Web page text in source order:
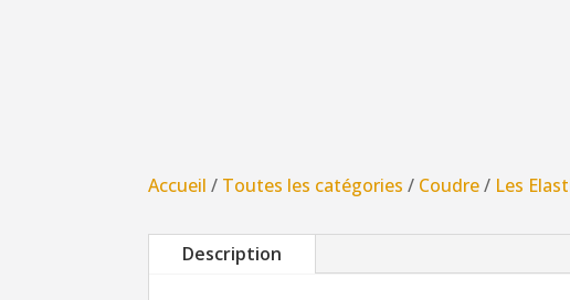
Accueil / Toutes les catégories / Coudre/ Les
Description